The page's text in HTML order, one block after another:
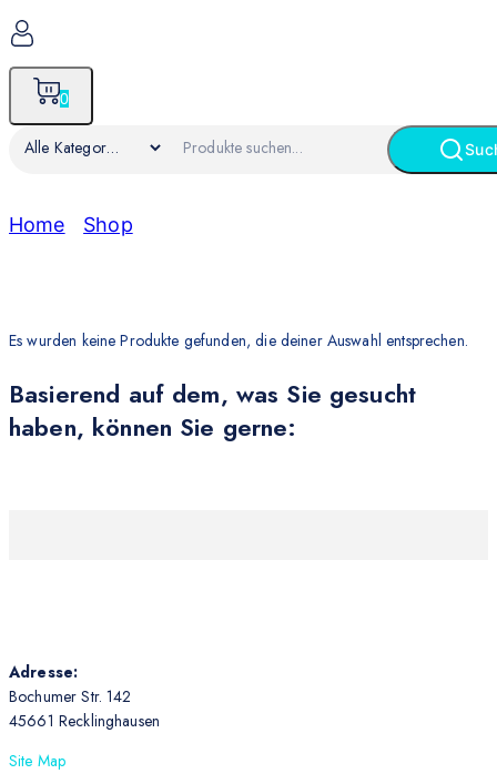
0
Home Shop
Es wurden keine Produkte gefunden, die deiner Auswahl entsprechen.
Basierend auf dem, was Sie gesucht
haben, können Sie gerne:
Adresse:
Bochumer Str. 142
45661 Recklinghausen
Site Map